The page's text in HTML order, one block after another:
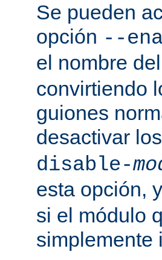
Se pueden
opción --
el nombre
convirtiendo
guiones
desactivar
disable-
esta opción,
si el módulo
simplemente